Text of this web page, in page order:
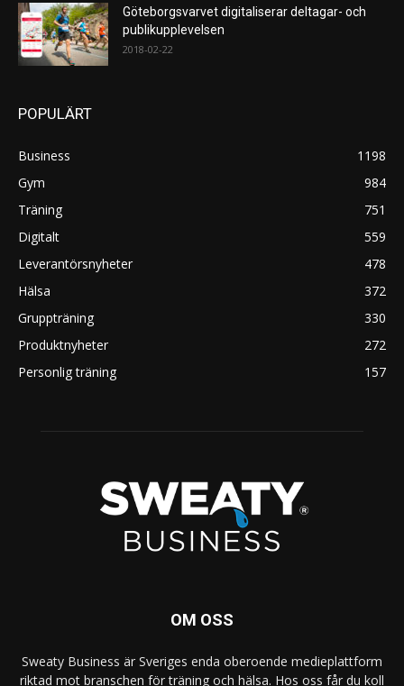
Göteborgsvarvet digitaliserar deltagar- och
publikupplevelsen
2018-02-22
POPULÄRT
Business
1198
Gym
984
Träning
751
Digitalt
559
Leverantörsnyheter
478
Hälsa
372
Gruppträning
330
Produktnyheter
272
Personlig träning
157
OM OSS
Sweaty Business är Sveriges enda oberoende medieplattform
riktad mot branschen för träning och hälsa. Hos oss får du koll